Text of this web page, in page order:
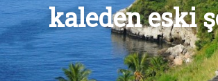
kaleden eski